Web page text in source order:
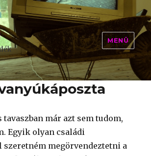
MENÜ
tavaszban már azt sem tudom,
Egyik olyan családi
megörvendeztetni a